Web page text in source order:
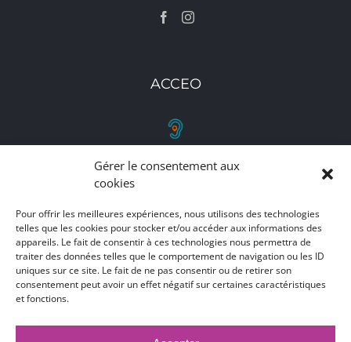
Gérer le consentement aux
cookies
Pour offrir les meilleures expériences, nous utilisons des technologies
telles que les cookies pour stocker et/ou accéder aux informations des
appareils. Le fait de consentir à ces technologies nous permettra de
traiter des données telles que le comportement de navigation ou les ID
uniques sur ce site. Le fait de ne pas consentir ou de retirer son
consentement peut avoir un effet négatif sur certaines caractéristiques
et fonctions.
ACCEO
RETROUVEZ-NOUS
Toutes nos adresses, coordonnées et horaires
d'ouverture
CLIQUEZ ICI